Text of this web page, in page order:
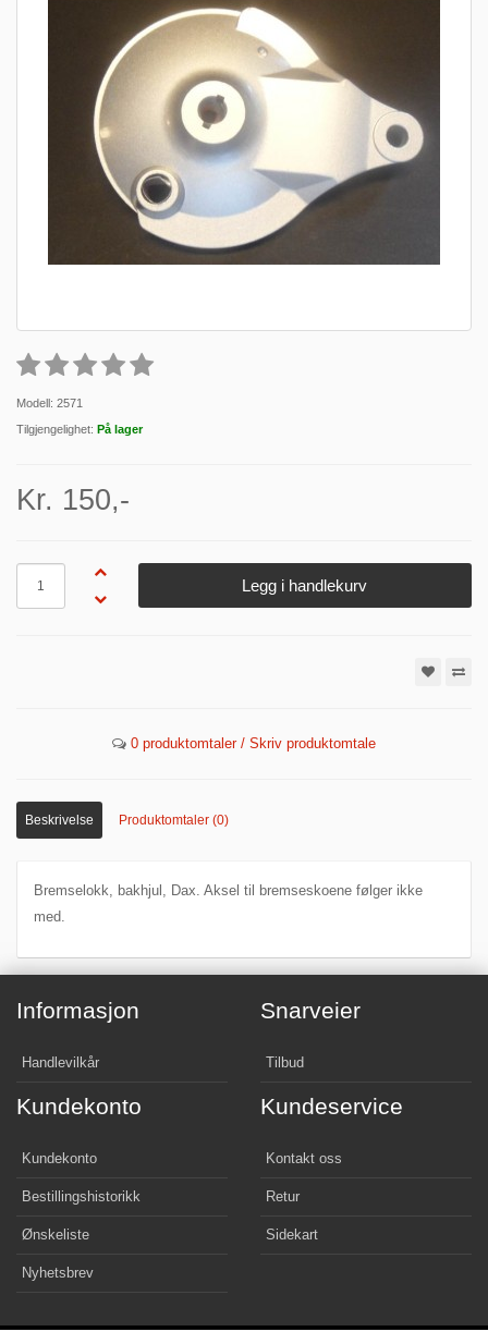
Modell: 2571
Tilgjengelighet: På lager
Kr. 150,-
Legg i handlekurv
0 produktomtaler / Skriv produktomtale
Beskrivelse Produktomtaler (0)
Bremselokk, bakhjul, Dax. Aksel til bremseskoene følger ikke
med.
Informasjon
Handlevilkår
Snarveier
Tilbud
Kundekonto
Kundekonto
Bestillingshistorikk
Ønskeliste
Nyhetsbrev
Kundeservice
Kontakt oss
Retur
Sidekart